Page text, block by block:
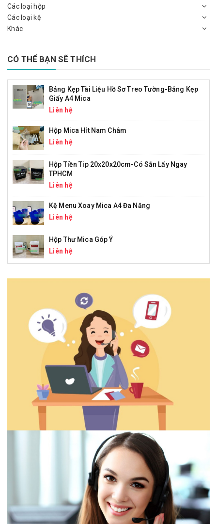
Các loại hộp
Các loại kệ
Khác
CÓ THỂ BẠN SẼ THÍCH
Bảng Kẹp Tài Liệu Hồ Sơ Treo Tường-Bảng Kẹp
Giấy A4 Mica
Liên hệ
Hộp Mica Hít Nam Châm
Liên hệ
Hộp Tiền Tip 20x20x20cm-Có Sẵn Lấy Ngay
TPHCM
Liên hệ
Kệ Menu Xoay Mica A4 Đa Năng
Liên hệ
Hộp Thư Mica Góp Ý
Liên hệ